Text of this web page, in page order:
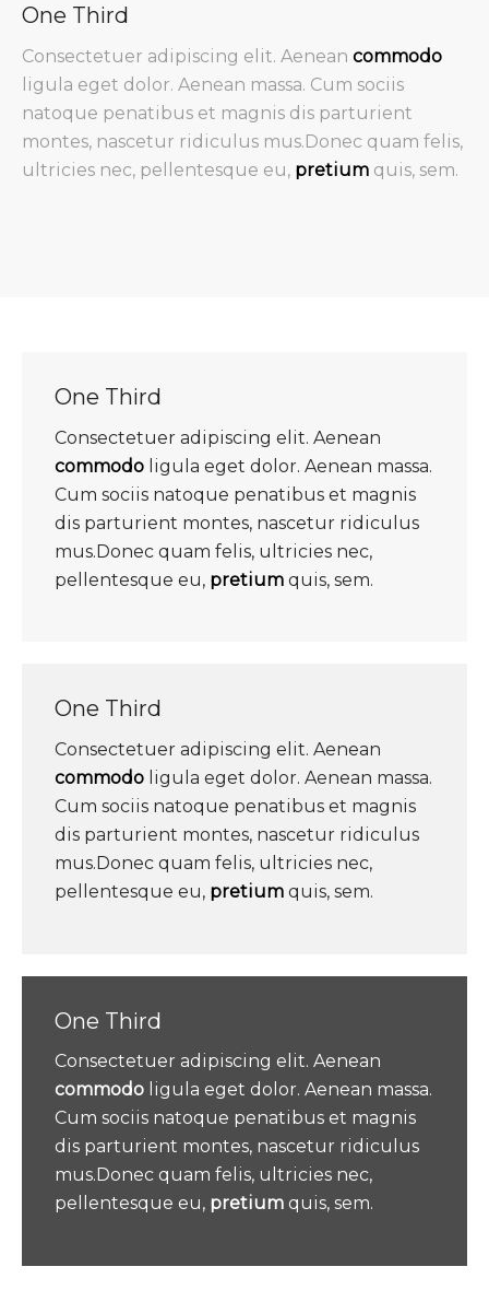
One Third
Consectetuer adipiscing elit. Aenean commodo
ligula eget dolor. Aenean massa. Cum sociis
natoque penatibus et magnis dis parturient
montes, nascetur ridiculus mus.Donec quam felis,
ultricies nec, pellentesque eu, pretium quis, sem.
One Third
Consectetuer adipiscing elit. Aenean
commodo ligula eget dolor. Aenean massa.
Cum sociis natoque penatibus et magnis
dis parturient montes, nascetur ridiculus
mus.Donec quam felis, ultricies nec,
pellentesque eu, pretium quis, sem.
One Third
Consectetuer adipiscing elit. Aenean
commodo ligula eget dolor. Aenean massa.
Cum sociis natoque penatibus et magnis
dis parturient montes, nascetur ridiculus
mus.Donec quam felis, ultricies nec,
pellentesque eu, pretium quis, sem.
One Third
Consectetuer adipiscing elit. Aenean
commodo ligula eget dolor. Aenean massa.
Cum sociis natoque penatibus et magnis
dis parturient montes, nascetur ridiculus
mus.Donec quam felis, ultricies nec,
pellentesque eu, pretium quis, sem.